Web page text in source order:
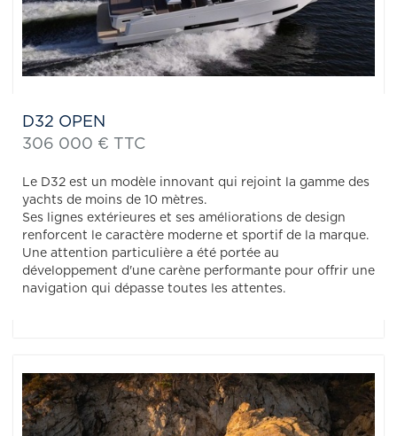
D32 OPEN
306 000 € TTC
Le D32 est un modèle innovant qui rejoint la gamme des
yachts de moins de 10 mètres.
Ses lignes extérieures et ses améliorations de design
renforcent le caractère moderne et sportif de la marque.
Une attention particulière a été portée au
développement d'une carène performante pour offrir une
navigation qui dépasse toutes les attentes.